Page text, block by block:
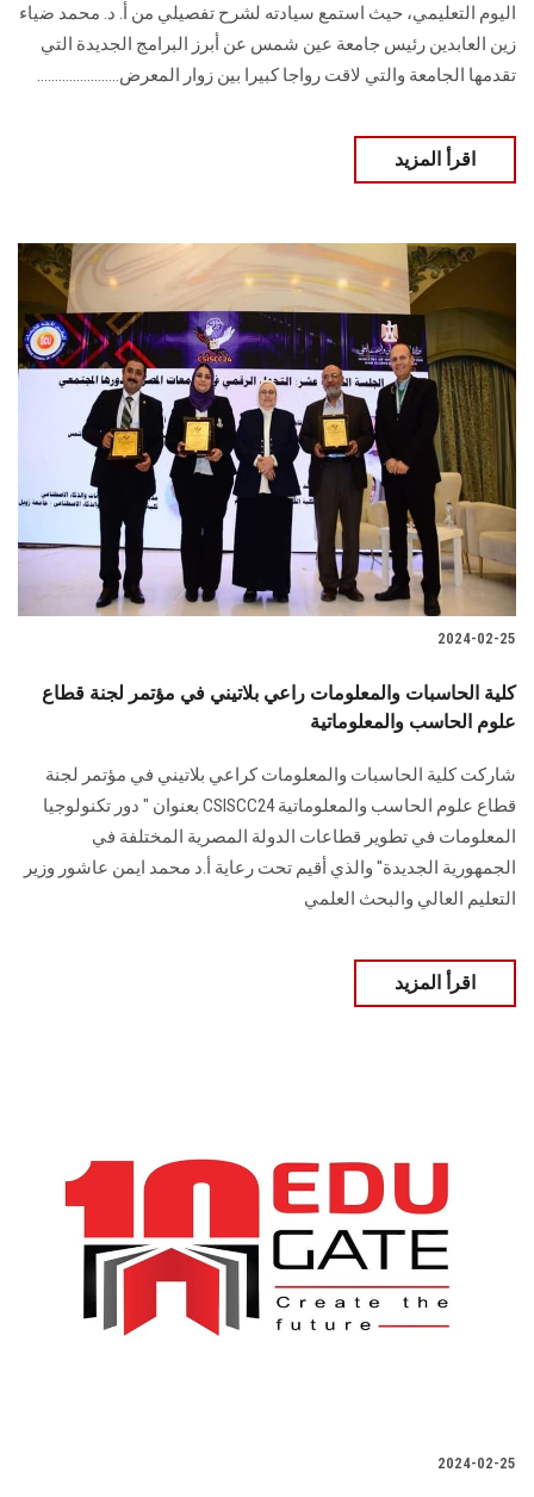
اليوم التعليمي، حيث استمع سيادته لشرح تفصيلي من أ. د. محمد ضياء
زين العابدين رئيس جامعة عين شمس عن أبرز البرامج الجديدة التي
تقدمها الجامعة والتي لاقت رواجا كبيرا بين زوار المعرض.......................
اقرأ المزيد
2024-02-25
كلية الحاسبات والمعلومات راعي بلاتيني في مؤتمر لجنة قطاع
علوم الحاسب والمعلوماتية
شاركت كلية الحاسبات والمعلومات كراعي بلاتيني في مؤتمر لجنة
قطاع علوم الحاسب ‏والمعلوماتية‎ CSISCC24 ‎بعنوان " دور تكنولوجيا
المعلومات في تطوير قطاعات الدولة ‏المصرية المختلفة في
الجمهورية الجديدة" والذي أقيم تحت رعاية أ.د محمد ايمن عاشور وزير
‏التعليم العالي والبحث العلمي‏
اقرأ المزيد
2024-02-25